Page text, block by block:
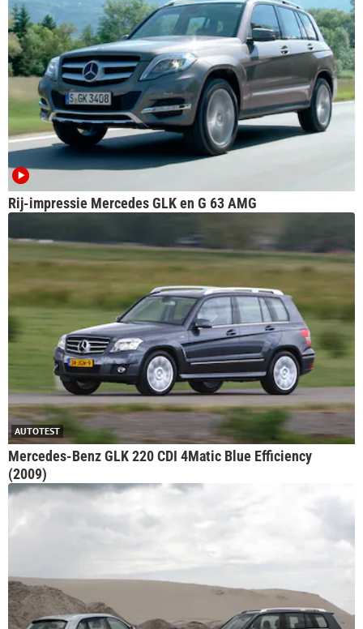
Rij-impressie Mercedes GLK en G 63 AMG
AUTOTEST
Mercedes-Benz GLK 220 CDI 4Matic Blue Efficiency
(2009)